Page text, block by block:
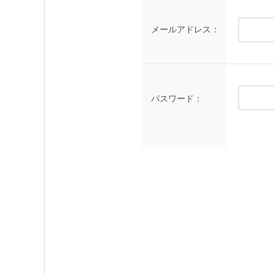
メールアドレス：
パスワード：